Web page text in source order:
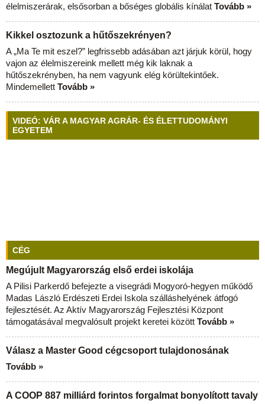
élelmiszerárak, elsősorban a bőséges globális kínálat Tovább »
Kikkel osztozunk a hűtőszekrényen?
A „Ma Te mit eszel?” legfrissebb adásában azt járjuk körül, hogy
vajon az élelmiszereink mellett még kik laknak a
hűtőszekrényben, ha nem vagyunk elég körültekintőek.
Mindemellett Tovább »
VIDEÓ: VÁR A MAGYAR AGRÁR- ÉS ÉLETTUDOMÁNYI
EGYETEM
CÉG
Megújult Magyarország első erdei iskolája
A Pilisi Parkerdő befejezte a visegrádi Mogyoró-hegyen működő
Madas László Erdészeti Erdei Iskola szálláshelyének átfogó
fejlesztését. Az Aktív Magyarország Fejlesztési Központ
támogatásával megvalósult projekt keretei között Tovább »
Válasz a Master Good cégcsoport tulajdonosának
Tovább »
A COOP 887 milliárd forintos forgalmat bonyolított tavaly